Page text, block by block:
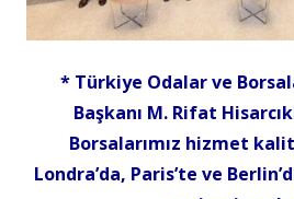
* Türkiye Odalar ve
Başkanı M. Rifat
Borsalarımız hizmet
Londra’da, Paris’te ve